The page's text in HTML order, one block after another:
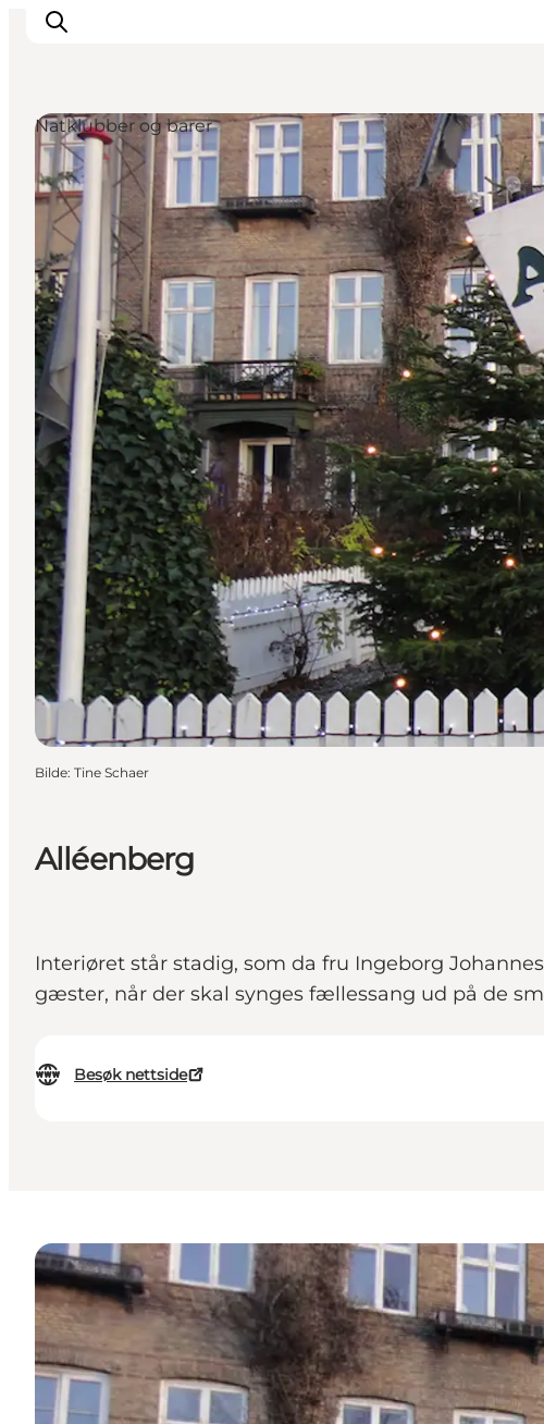
Aktiviteter
Spise og drikke
Planlegg turen din
Alléenberg
Interiøret står stadig, som da fru Ingeborg
gæster, når der skal synges fællessang ud på de
Besøk nettside
Natklubber og barer
Bilde: Tine Schaer